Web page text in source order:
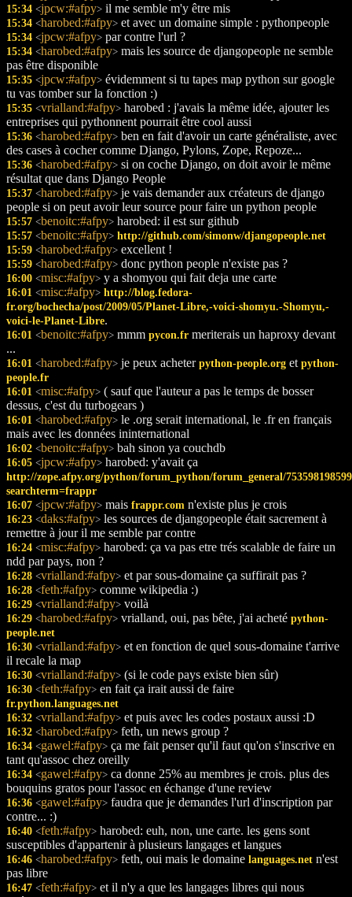
15:34 <jpcw:#afpy> il me semble m'y être mis
15:34 <harobed:#afpy> et avec un domaine simple : pythonpeople
15:34 <jpcw:#afpy> par contre l'url ?
15:34 <harobed:#afpy> mais les source de djangopeople ne semble
pas être disponible
15:35 <jpcw:#afpy> évidemment si tu tapes map python sur google
tu vas tomber sur la fonction :)
15:35 <vrialland:#afpy> harobed : j'avais la même idée, ajouter les
entreprises qui pythonnent pourrait être cool aussi
15:36 <harobed:#afpy> ben en fait d'avoir un carte généraliste, avec
des cases à cocher comme Django, Pylons, Zope, Repoze...
15:36 <harobed:#afpy> si on coche Django, on doit avoir le même
résultat que dans Django People
15:37 <harobed:#afpy> je vais demander aux créateurs de django
people si on peut avoir leur source pour faire un python people
15:57 <benoitc:#afpy> harobed: il est sur github
15:57 <benoitc:#afpy> http://github.com/simonw/djangopeople.net
15:59 <harobed:#afpy> excellent !
15:59 <harobed:#afpy> donc python people n'existe pas ?
16:00 <misc:#afpy> y a shomyou qui fait deja une carte
16:01 <misc:#afpy> http://blog.fedora-
fr.org/bochecha/post/2009/05/Planet-Libre,-voici-shomyu.-Shomyu,-
voici-le-Planet-Libre.
16:01 <benoitc:#afpy> mmm pycon.fr meriterais un haproxy devant
...
16:01 <harobed:#afpy> je peux acheterpython-people.org et python-
people.fr
16:01 <misc:#afpy> ( sauf que l'auteur a pas le temps de bosser
dessus, c'est du turbogears )
16:01 <harobed:#afpy> le .org serait international, le .fr en français
mais avec les données ininternational
16:02 <benoitc:#afpy> bah sinon ya couchdb
16:05 <jpcw:#afpy> harobed: y'avait ça
http://zope.afpy.org/python/forum_python/forum_general/
searchterm=frappr
16:07 <jpcw:#afpy> mais frappr.com n'existe plus je crois
16:23 <daks:#afpy> les sources de djangopeople était sacrement à
remettre à jour il me semble par contre
16:24 <misc:#afpy> harobed: ça va pas etre trés scalable de faire un
ndd par pays, non ?
16:28 <vrialland:#afpy> et par sous-domaine ça suffirait pas ?
16:28 <feth:#afpy> comme wikipedia :)
16:29 <vrialland:#afpy> voilà
16:29 <harobed:#afpy> vrialland, oui, pas bête, j'ai acheté python-
people.net
16:30 <vrialland:#afpy> et en fonction de quel sous-domaine t'arrive
il recale la map
16:30 <vrialland:#afpy> (si le code pays existe bien sûr)
16:30 <feth:#afpy> en fait ça irait aussi de faire
fr.python.languages.net
16:32 <vrialland:#afpy> et puis avec les codes postaux aussi :D
16:32 <harobed:#afpy> feth, un news group ?
16:34 <gawel:#afpy> ça me fait penser qu'il faut qu'on s'inscrive en
tant qu'assoc chez oreilly
16:34 <gawel:#afpy> ca donne 25% au membres je crois. plus des
bouquins gratos pour l'assoc en échange d'une review
16:36 <gawel:#afpy> faudra que je demandes l'url d'inscription par
contre... :)
16:40 <feth:#afpy> harobed: euh, non, une carte. les gens sont
susceptibles d'appartenir à plusieurs langages et langues
16:46 <harobed:#afpy> feth, oui mais le domaine languages.net n'est
pas libre
16:47 <feth:#afpy> et il n'y a que les langages libres qui nous